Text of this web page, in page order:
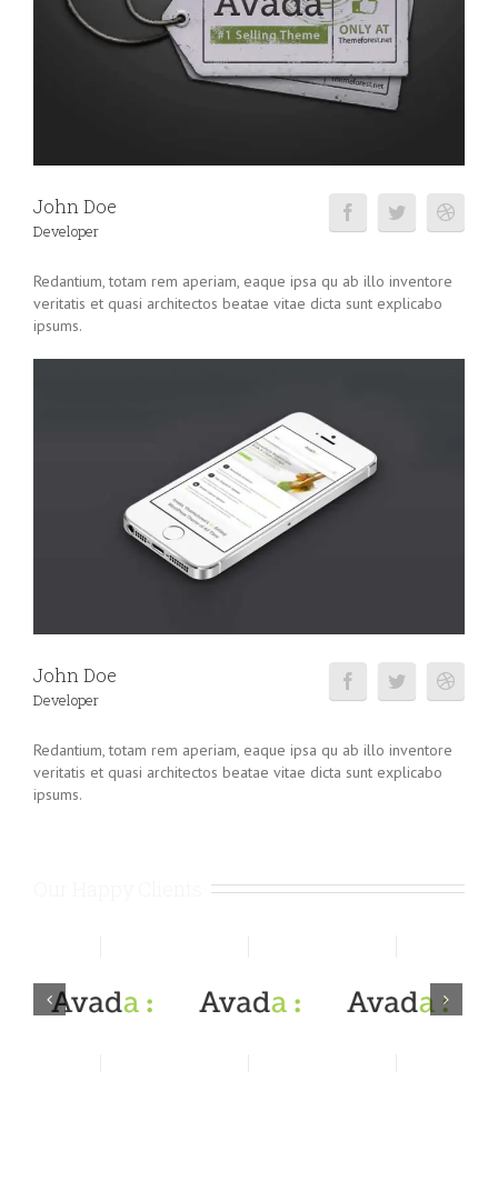
John Doe
Developer
Redantium, totam rem aperiam, eaque ipsa qu ab illo inventore
veritatis et quasi architectos beatae vitae dicta sunt explicabo
ipsums.
John Doe
Developer
Redantium, totam rem aperiam, eaque ipsa qu ab illo inventore
veritatis et quasi architectos beatae vitae dicta sunt explicabo
ipsums.